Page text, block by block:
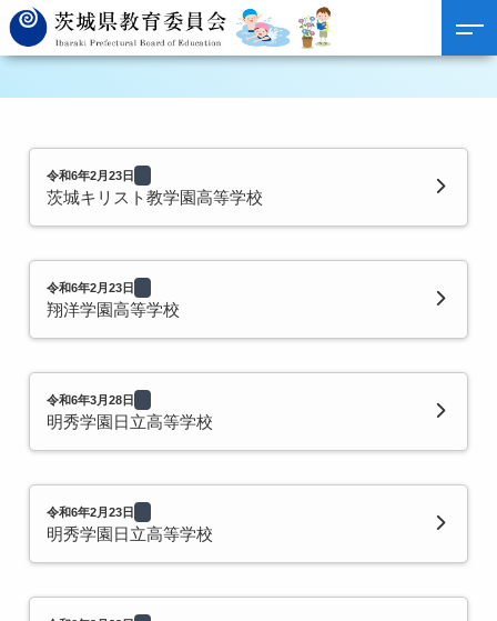
令和6年2月23日
茨城キリスト教学園高等学校
令和6年2月23日
翔洋学園高等学校
令和6年3月28日
明秀学園日立高等学校
令和6年2月23日
明秀学園日立高等学校